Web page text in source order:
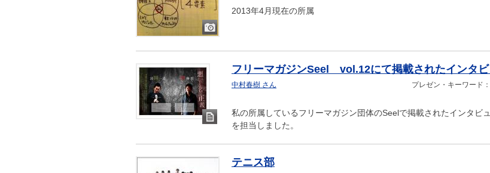
像
2013年4月現在の所属
キ
フリーマガジンSeel vol.12にて掲載されたインタ
中村春樹 さん プレゼン・キーワード：
私の所属しているフリーマガジン団体のSeelで掲載されたインタビ
を担当しました。
テニス部